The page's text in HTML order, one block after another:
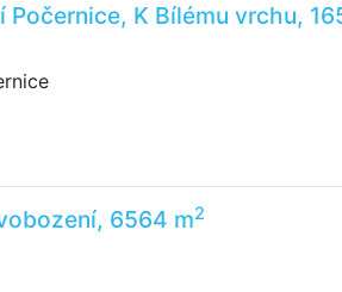
Počernice, K Bílému vrchu,
6564 m2